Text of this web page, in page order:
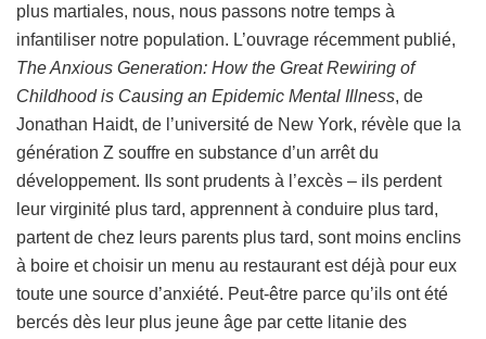
plus martiales, nous, nous passons notre temps à
infantiliser notre population. L’ouvrage récemment publié,
The Anxious Generation: How the Great Rewiring of
Childhood is Causing an Epidemic Mental Illness, de
Jonathan Haidt, de l’université de New York, révèle que la
génération Z souffre en substance d’un arrêt du
développement. Ils sont prudents à l’excès – ils perdent
leur virginité plus tard, apprennent à conduire plus tard,
partent de chez leurs parents plus tard, sont moins enclins
à boire et choisir un menu au restaurant est déjà pour eux
toute une source d’anxiété. Peut-être parce qu’ils ont été
bercés dès leur plus jeune âge par cette litanie des